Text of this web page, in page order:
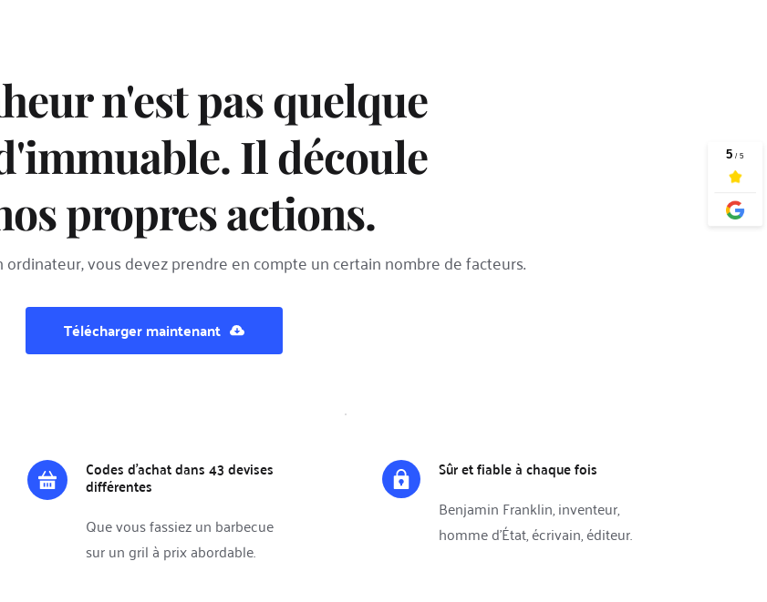
n'est pas quelque
Il découle
propres actions.
ordinateur, vous devez prendre en compte un certain nombre de facteurs.
Télécharger maintenant
Codes d'achat dans 43 devises
différentes
Que vous fassiez un barbecue
sur un gril à prix abordable.
Sûr et fiable à chaque fois
Benjamin Franklin, inventeur,
homme d'État, écrivain, éditeur.